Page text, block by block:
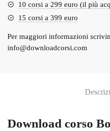
10 corsi a 299 euro (il più
15 corsi a 399 euro
Per maggiori informazioni
info@downloadcorsi.com
Download corso